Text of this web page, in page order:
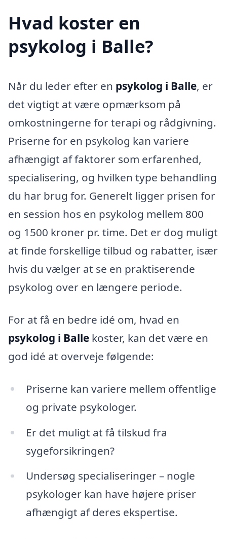
Hvad koster en
psykolog i Balle?
Når du leder efter en psykolog i Balle, er
det vigtigt at være opmærksom på
omkostningerne for terapi og rådgivning.
Priserne for en psykolog kan variere
afhængigt af faktorer som erfarenhed,
specialisering, og hvilken type behandling
du har brug for. Generelt ligger prisen for
en session hos en psykolog mellem 800
og 1500 kroner pr. time. Det er dog muligt
at finde forskellige tilbud og rabatter, især
hvis du vælger at se en praktiserende
psykolog over en længere periode.
For at få en bedre idé om, hvad en
psykolog i Balle koster, kan det være en
god idé at overveje følgende:
Priserne kan variere mellem offentlige
og private psykologer.
Er det muligt at få tilskud fra
sygeforsikringen?
Undersøg specialiseringer – nogle
psykologer kan have højere priser
afhængigt af deres ekspertise.